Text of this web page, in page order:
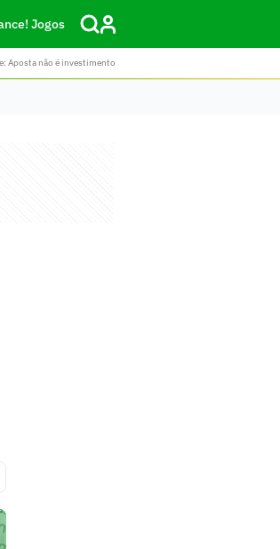
Jogos
Aposta não é investimento